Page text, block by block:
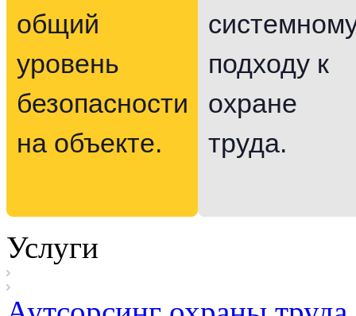
общий
уровень
безопасности
на объекте.
подходу к
охране
труда.
Услуги